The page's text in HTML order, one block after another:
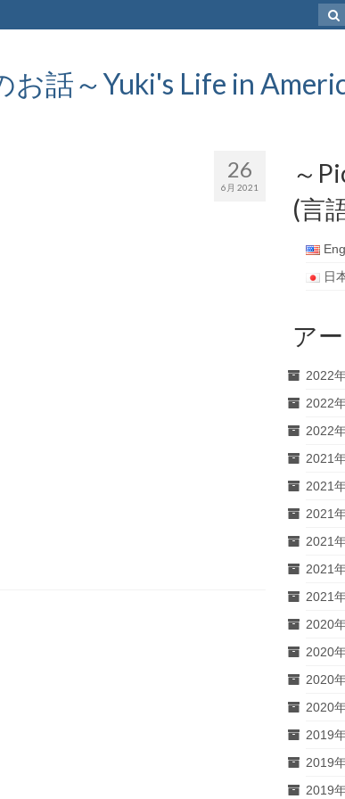
for:
話～Yuki's Life in
26
6月 2021
～
(言
日
ア
2022
2022
2022
2021
2021
2021
2021
2021
2021
2020
2020
2020
2020
2019
2019
2019